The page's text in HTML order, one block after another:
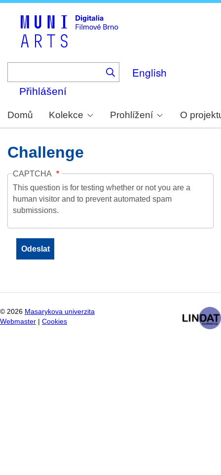
English
Přihlášení
Domů Kolekce Prohlížení O
Challenge
CAPTCHA
This question is for testing whether or not you are a
human visitor and to prevent automated spam
submissions.
© 2026 Masarykova univerzita
Webmaster
Cookies